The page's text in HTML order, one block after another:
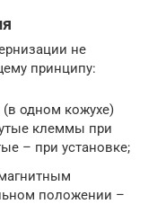
не
принципу:
одном кожухе)
клеммы при
– при установке;
положении –